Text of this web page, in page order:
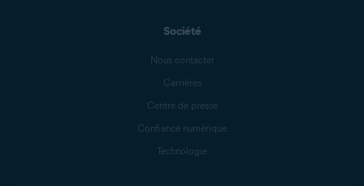
Société
Nous contacter
Carrières
Centre de presse
Confiance numérique
Technologie